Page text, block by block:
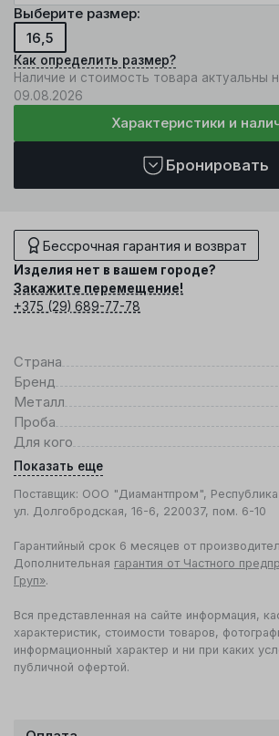
Выберите размер:
16,5
Как определить размер?
Наличие и стоимость товара актуальны
09.08.2026
Характеристики и
Бронировать
Бессрочная гарантия и возврат
Изделия нет в вашем городе?
Закажите перемещение!
+375 (29) 689-77-78
Страна
Бренд
Металл
Проба
Для кого
Показать еще
Поставщик: ООО "Диамантпром", Республика
ул. Долгобродская, 16-6, 220037, пом. 6-10
Гарантийный срок 6 месяцев от
Дополнительная гарантия от Частного
Груп».
Вся представленная на сайте информация,
характеристик, стоимости товаров,
информационный характер и ни при каких
публичной офертой.